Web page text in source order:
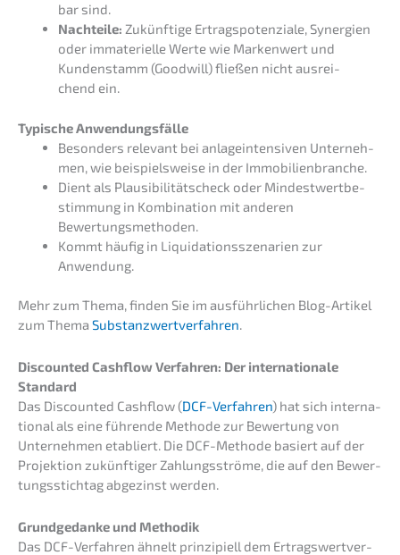
bar sind.
Nachtei­le: Zukünf­ti­ge Ertrags­po­ten­zia­le, Syner­gien
oder immate­ri­el­le Werte wie Marken­wert und
Kunden­stamm (Goodwill) fließen nicht ausrei­
chend ein.
Typische Anwen­dungs­fäl­le
Beson­ders relevant bei anlage­inten­si­ven Unter­neh­
men, wie beispiels­wei­se in der Immobilienbranche.
Dient als Plausi­bi­li­täts­check oder Mindest­wert­be­
stim­mung in Kombi­na­ti­on mit anderen
Bewertungsmethoden.
Kommt häufig in Liqui­da­ti­ons­sze­na­ri­en zur
Anwendung.
Mehr zum Thema, finden Sie im ausführ­li­chen Blog-Artikel
zum Thema Substanz­wert­ver­fah­ren.
Discoun­ted Cashflow Verfah­ren: Der inter­na­tio­na­le
Standard
Das Discoun­ted Cashflow (DCF-Verfah­ren) hat sich inter­na­
tio­nal als eine führen­de Metho­de zur Bewer­tung von
Unter­neh­men etabliert. Die DCF-Metho­de basiert auf der
Projek­ti­on zukünf­ti­ger Zahlungs­strö­me, die auf den Bewer­
tungs­stich­tag abgezinst werden.
Grund­ge­dan­ke und Methodik
Das DCF-Verfah­ren ähnelt prinzi­pi­ell dem Ertrags­wert­ver­